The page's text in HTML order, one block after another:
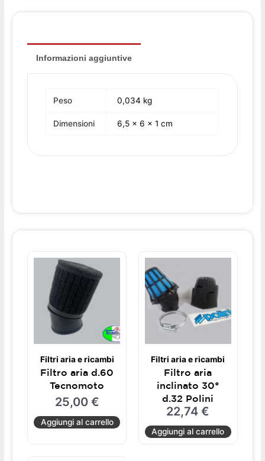
Informazioni aggiuntive
Peso 0,034 kg
Dimensioni 6,5 × 6 × 1 cm
Filtri aria e ricambi
Filtro aria d.60
Tecnomoto
25,00 €
Aggiungi al carrello
Filtri aria e ricambi
Filtro aria
inclinato 30°
d.32 Polini
22,74€
Aggiungi al carrello